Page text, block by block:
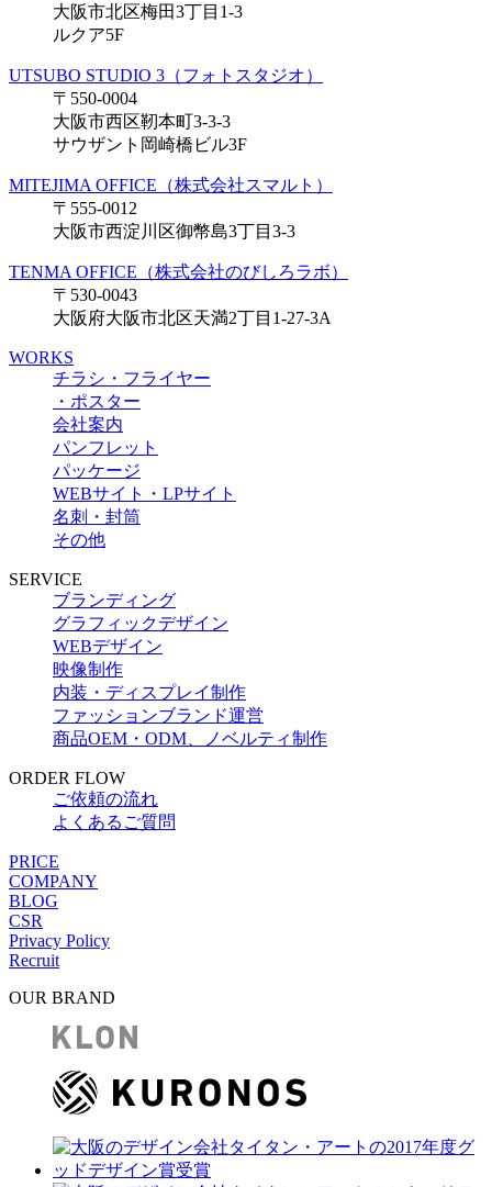
大阪市北区梅田3丁目1-3
ルクア5F
UTSUBO STUDIO 3（フォトスタジオ）
〒550-0004
大阪市西区靭本町3-3-3
サウザント岡崎橋ビル3F
MITEJIMA OFFICE（株式会社スマルト）
〒555-0012
大阪市西淀川区御幣島3丁目3-3
TENMA OFFICE（株式会社のびしろラボ）
〒530-0043
大阪府大阪市北区天満2丁目1-27-3A
WORKS
チラシ・フライヤー
・ポスター
会社案内
パンフレット
パッケージ
WEBサイト・LPサイト
名刺・封筒
その他
SERVICE
ブランディング
グラフィックデザイン
WEBデザイン
映像制作
内装・ディスプレイ制作
ファッションブランド運営
商品OEM・ODM、ノベルティ制作
ORDER FLOW
ご依頼の流れ
よくあるご質問
PRICE
COMPANY
BLOG
CSR
Privacy Policy
Recruit
OUR BRAND